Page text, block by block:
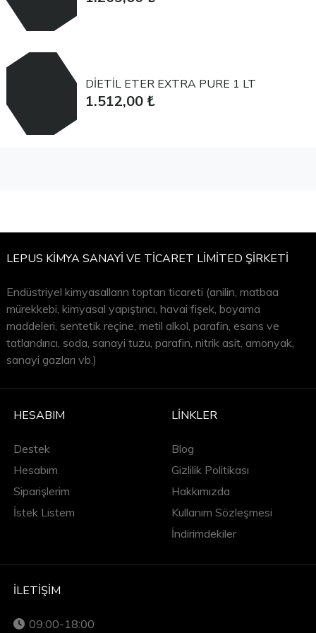
DİETİL ETER EXTRA PURE 1 LT
1.512,00 ₺
LEPUS KİMYA SANAYİ VE TİCARET LİMİTED ŞİRKETİ
Endüstriyel kimyasalların toptan ticareti (anilin, matbaa
mürekkebi, kimyasal yapıştırıcı, havai fişek, boyama
maddeleri, sentetik reçine, metil alkol, parafin, esans ve
tatlandırıcı, soda, sanayi tuzu, parafin, nitrik asit, amonyak,
sanayi gazları vb.)
HESABIM
Destek
Hesabım
Siparişlerim
İstek Listem
LINKLER
Blog
Gizlilik Politikası
Hakkımızda
Kullanım Sözleşmesi
İndirimdekiler
İLETIŞIM
09:00-18:00